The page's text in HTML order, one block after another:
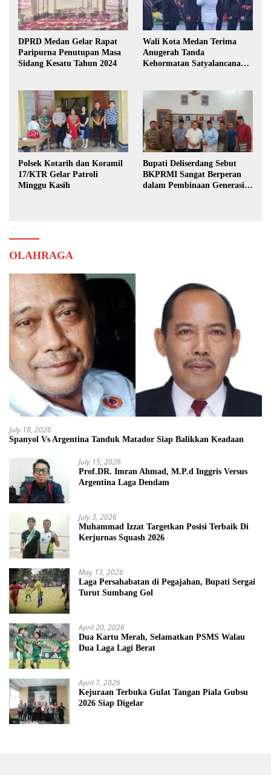
DPRD Medan Gelar Rapat
Paripurna Penutupan Masa
Sidang Kesatu Tahun 2024
Wali Kota Medan Terima
Anugerah Tanda
Kehormatan Satyalancana
Polsek Kotarih dan Koramil
17/KTR Gelar Patroli
Minggu Kasih
Bupati Deliserdang Sebut
BKPRMI Sangat Berperan
dalam Pembinaan Generasi
OLAHRAGA
July 18, 2026
Spanyol Vs Argentina Tanduk Matador Siap Balikkan Keadaan
July 15, 2026
Prof.DR. Imran Ahmad, M.P.d Inggris Versus
Argentina Laga Dendam
July 3, 2026
Muhammad Izzat Targetkan Posisi Terbaik Di
Kerjurnas Squash 2026
May 13, 2026
Laga Persahabatan di Pegajahan, Bupati Sergai
Turut Sumbang Gol
April 20, 2026
Dua Kartu Merah, Selamatkan PSMS Walau
Dua Laga Lagi Berat
April 7, 2026
Kejuraan Terbuka Gulat Tangan Piala Gubsu
2026 Siap Digelar